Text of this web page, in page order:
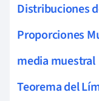
Distribuciones
Proporciones
media muestral
Teorema del